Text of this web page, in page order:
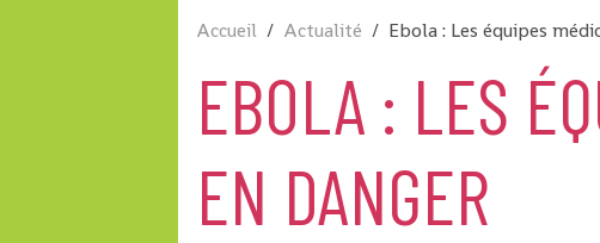
Accueil Actualité Ebola : Les équipes
EBOLA : LES
EN DANGER